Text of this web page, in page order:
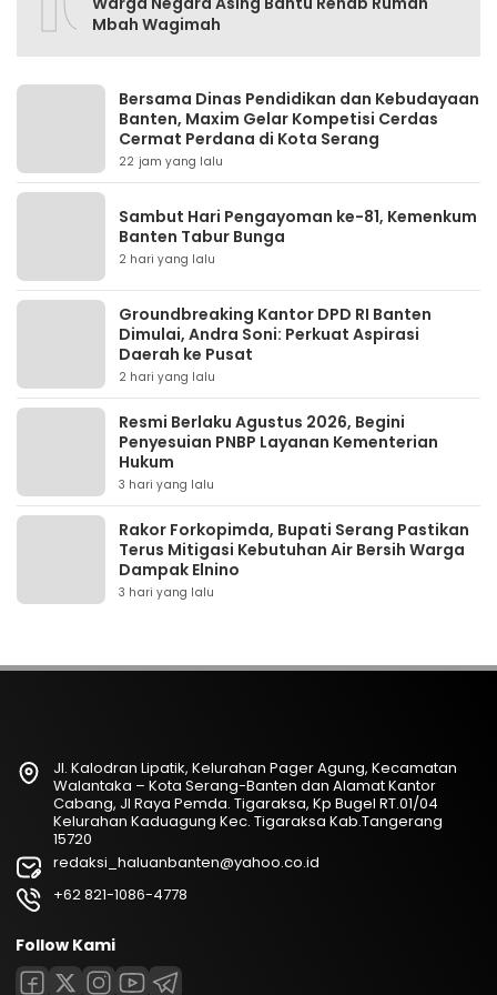
Mbah Wagimah
Bersama Dinas Pendidikan dan Kebudayaan
Banten, Maxim Gelar Kompetisi Cerdas
Cermat Perdana di Kota Serang
22 jam yang lalu
Sambut Hari Pengayoman ke-81, Kemenkum
Banten Tabur Bunga
2 hari yang lalu
Groundbreaking Kantor DPD RI Banten
Dimulai, Andra Soni: Perkuat Aspirasi
Daerah ke Pusat
2 hari yang lalu
Resmi Berlaku Agustus 2026, Begini
Penyesuian PNBP Layanan Kementerian
Hukum
3 hari yang lalu
Rakor Forkopimda, Bupati Serang Pastikan
Terus Mitigasi Kebutuhan Air Bersih Warga
Dampak Elnino
3 hari yang lalu
Jl. Kalodran Lipatik, Kelurahan Pager Agung, Kecamatan
Walantaka – Kota Serang-Banten dan Alamat Kantor
Cabang, Jl Raya Pemda. Tigaraksa, Kp Bugel RT.01/04
Kelurahan Kaduagung Kec. Tigaraksa Kab.Tangerang
15720
redaksi_haluanbanten@yahoo.co.id
+62 821-1086-4778
Follow Kami